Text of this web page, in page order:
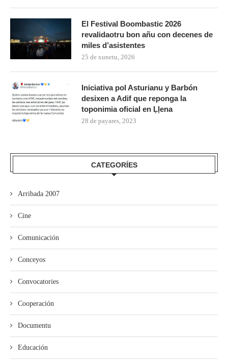
El Festival Boombastic 2026
revalidaotru bon añu con decenes de
miles d’asistentes
25 de xunetu, 2026
Iniciativa pol Asturianu y Barbón
desixen a Adif que reponga la
toponimia oficial en Ḷḷena
28 de payares, 2023
CATEGORÍES
Arribada 2007
Cine
Comunicación
Conceyos
Convocatories
Cooperación
Documentu
Educación